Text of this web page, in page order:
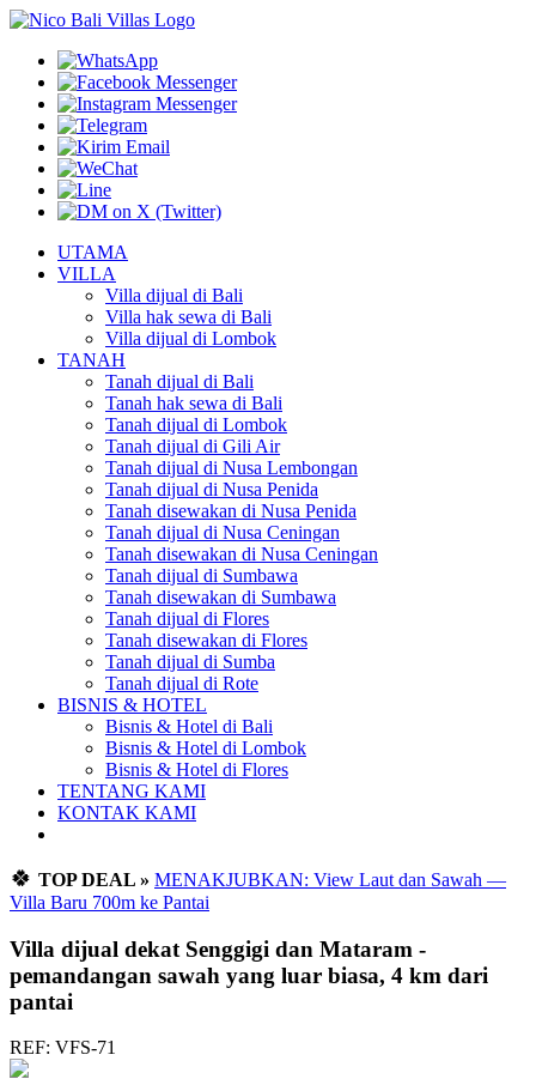
UTAMA
VILLA
Villa dijual di Bali
Villa hak sewa di Bali
Villa dijual di Lombok
TANAH
Tanah dijual di Bali
Tanah hak sewa di Bali
Tanah dijual di Lombok
Tanah dijual di Gili Air
Tanah dijual di Nusa Lembongan
Tanah dijual di Nusa Penida
Tanah disewakan di Nusa Penida
Tanah dijual di Nusa Ceningan
Tanah disewakan di Nusa Ceningan
Tanah dijual di Sumbawa
Tanah disewakan di Sumbawa
Tanah dijual di Flores
Tanah disewakan di Flores
Tanah dijual di Sumba
Tanah dijual di Rote
BISNIS & HOTEL
Bisnis & Hotel di Bali
Bisnis & Hotel di Lombok
Bisnis & Hotel di Flores
TENTANG KAMI
KONTAK KAMI
🍀 TOP DEAL » MENAKJUBKAN: View Laut dan Sawah —
Villa Baru 700m ke Pantai
Villa dijual dekat Senggigi dan Mataram -
pemandangan sawah yang luar biasa, 4 km dari
pantai
REF: VFS-71